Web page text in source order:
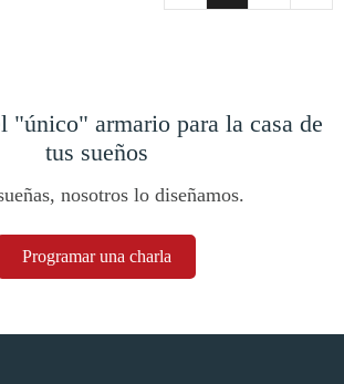
"único" armario para la casa de
tus sueños
nosotros lo diseñamos.
Programar una charla